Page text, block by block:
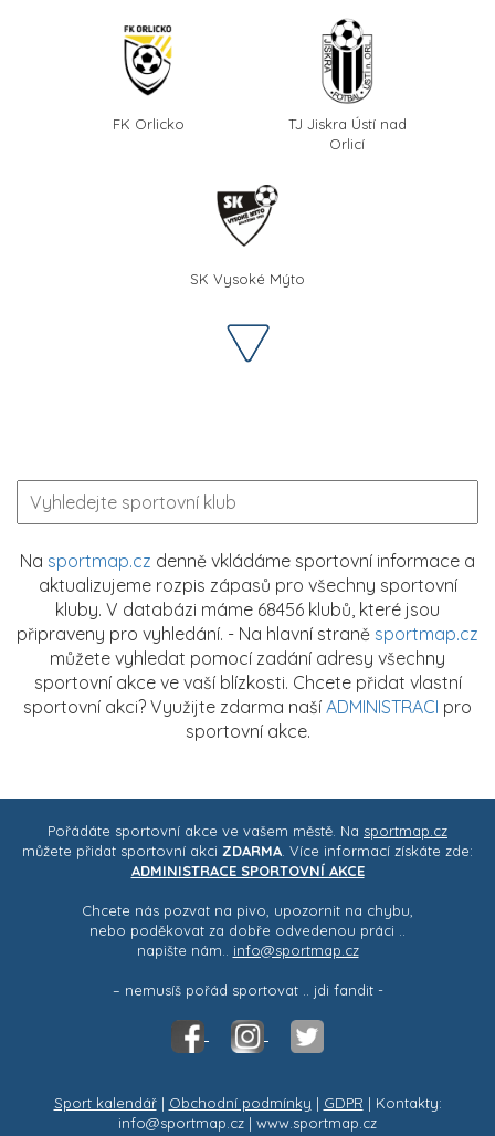
FK Orlicko
TJ Jiskra Ústí nad
Orlicí
SK Vysoké Mýto
Na sportmap.cz denně vkládáme sportovní informace a
aktualizujeme rozpis zápasů pro všechny sportovní
kluby. V databázi máme 68456 klubů, které jsou
připraveny pro vyhledání. - Na hlavní straně sportmap.cz
můžete vyhledat pomocí zadání adresy všechny
sportovní akce ve vaší blízkosti. Chcete přidat vlastní
sportovní akci? Využijte zdarma naší ADMINISTRACI pro
sportovní akce.
Pořádáte sportovní akce ve vašem městě. Na sportmap.cz
můžete přidat sportovní akci ZDARMA . Více informací získáte zde:
ADMINISTRACE SPORTOVNÍ AKCE
Chcete nás pozvat na pivo, upozornit na chybu,
nebo poděkovat za dobře odvedenou práci ..
napište nám.. info@sportmap.cz
– nemusíš pořád sportovat .. jdi fandit -
Sport kalendář| Obchodní podmínky | GDPR | Kontakty:
info@sportmap.cz | www.sportmap.cz